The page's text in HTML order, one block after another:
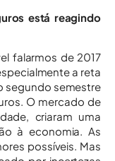
está reagindo
falarmos de 2017
a reta
segundo semestre
O mercado de
criaram uma
à economia. As
possíveis. Mas